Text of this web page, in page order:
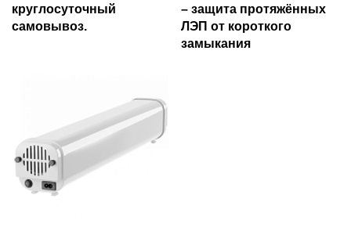
круглосуточный
самовывоз.
– защита протяжённых
ЛЭП от короткого
замыкания